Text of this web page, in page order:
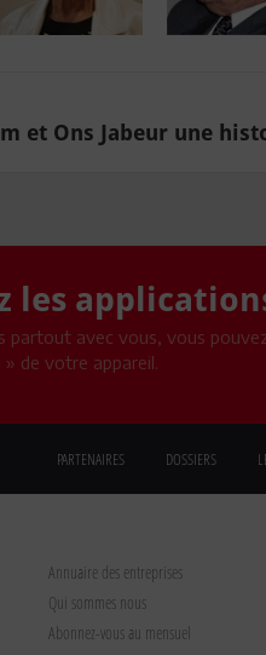
et Ons Jabeur une
les
partout avec vous, vous
de votre appareil.
PARTENAIRES DOSSIERS
Annuaire des entreprises
Qui sommes nous
Abonnez-vous au mensuel